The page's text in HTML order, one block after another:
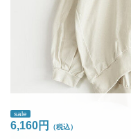
sale
6,160円